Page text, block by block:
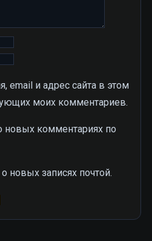
email и адрес сайта в этом
моих комментариев.
новых комментариях по
новых записях почтой.